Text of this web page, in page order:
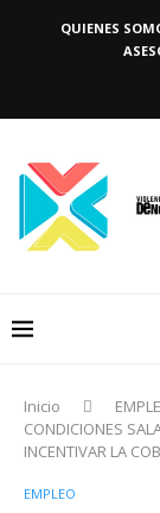
QUIENES
Inicio
CONDICIONES
INCENTIVAR LA
EMPLEO